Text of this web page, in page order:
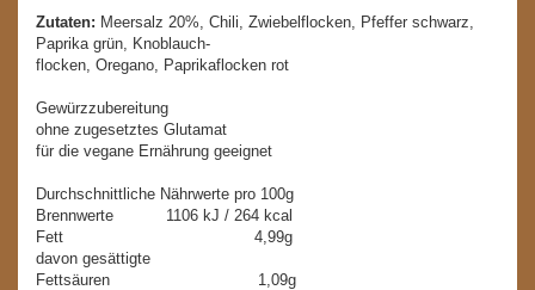
Zutaten: Meersalz 20%, Chili, Zwiebelflocken, Pfeffer schwarz,
Paprika grün, Knoblauch-
flocken, Oregano, Paprikaflocken rot
Gewürzzubereitung
ohne zugesetztes Glutamat
für die vegane Ernährung geeignet
Durchschnittliche Nährwerte pro 100g
Brennwerte 1106 kJ / 264 kcal
Fett 4,99g
davon gesättigte
Fettsäuren 1,09g